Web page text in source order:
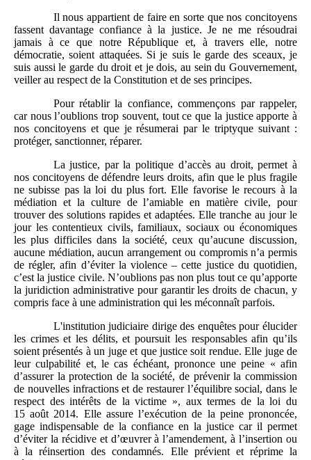
Il nous appartient de faire en sorte que nos concitoyens
fassent davantage confiance à la justice. Je ne me résoudrai
jamais à ce que notre République et, à travers elle, notre
démocratie, soient attaquées. Si je suis le garde des sceaux, je
suis aussi le garde du droit et je dois, au sein du Gouvernement,
veiller au respect de la Constitution et de ses principes.
Pour rétablir la confiance, commençons par rappeler,
car nous l’oublions trop souvent, tout ce que la justice apporte à
nos concitoyens et que je résumerai par le triptyque suivant :
protéger, sanctionner, réparer.
La justice, par la politique d’accès au droit, permet à
nos concitoyens de défendre leurs droits, afin que le plus fragile
ne subisse pas la loi du plus fort. Elle favorise le recours à la
médiation et la culture de l’amiable en matière civile, pour
trouver des solutions rapides et adaptées. Elle tranche au jour le
jour les contentieux civils, familiaux, sociaux ou économiques
les plus difficiles dans la société, ceux qu’aucune discussion,
aucune médiation, aucun arrangement ou compromis n’a permis
de régler, afin d’éviter la violence – cette justice du quotidien,
c’est la justice civile. N’oublions pas non plus tout ce qu’apporte
la juridiction administrative pour garantir les droits de chacun, y
compris face à une administration qui les méconnaît parfois.
L'institution judiciaire dirige des enquêtes pour élucider
les crimes et les délits, et poursuit les responsables afin qu’ils
soient présentés à un juge et que justice soit rendue. Elle juge de
leur culpabilité et, le cas échéant, prononce une peine « afin
d’assurer la protection de la société, de prévenir la commission
de nouvelles infractions et de restaurer l’équilibre social, dans le
respect des intérêts de la victime », aux termes de la loi du
15 août 2014. Elle assure l’exécution de la peine prononcée,
gage indispensable de la confiance en la justice car il permet
d’éviter la récidive et d’œuvrer à l’amendement, à l’insertion ou
à la réinsertion des condamnés. Elle prévient et réprime la